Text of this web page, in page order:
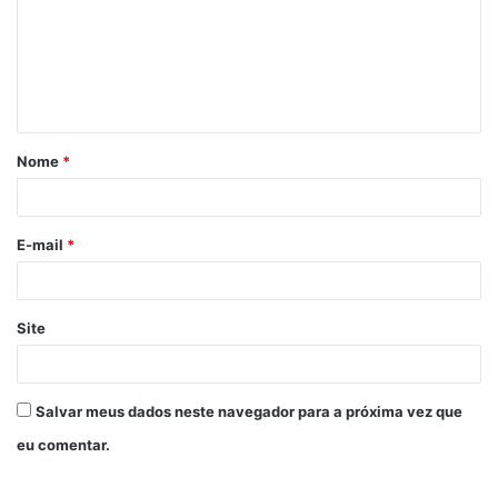
Nome *
E-mail *
Site
Salvar meus dados neste navegador para a próxima vez que
eu comentar.